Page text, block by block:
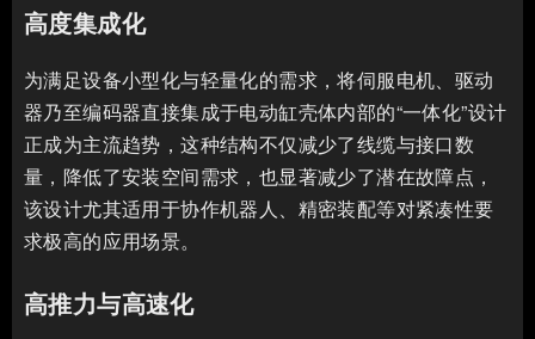
高度集成化
为满足设备小型化与轻量化的需求，将伺服电机、驱动
器乃至编码器直接集成于电动缸壳体内部的“一体化”设计
正成为主流趋势，这种结构不仅减少了线缆与接口数
量，降低了安装空间需求，也显著减少了潜在故障点，
该设计尤其适用于协作机器人、精密装配等对紧凑性要
求极高的应用场景。
高推力与高速化